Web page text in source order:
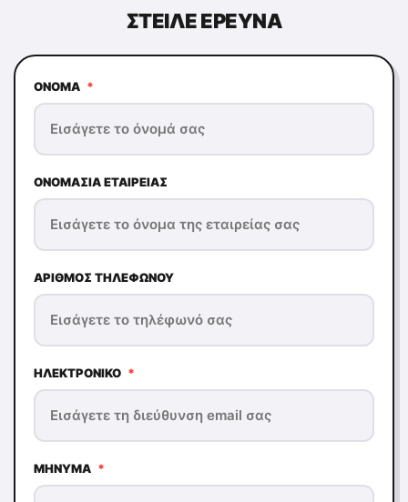
ΣΤΕΊΛΕ ΕΡΕΥΝΆ
ΌΝΟΜΑ *
ΟΝΟΜΑΣΊΑ ΕΤΑΙΡΕΊΑΣ
ΑΡΙΘΜΌΣ ΤΗΛΕΦΏΝΟΥ
ΗΛΕΚΤΡΟΝΙΚΌ *
ΜΉΝΥΜΑ *